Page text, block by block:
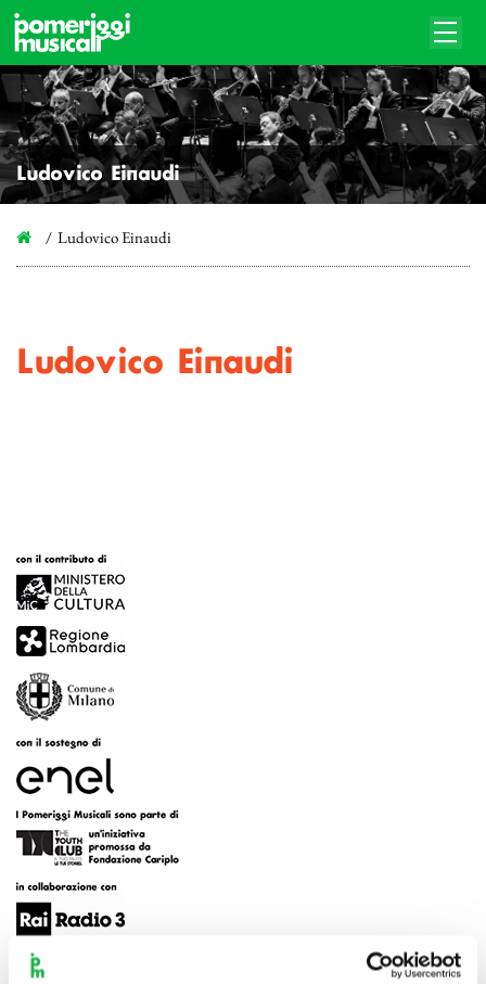
Ludovico Einaudi
Ludovico Einaudi
Ludovico Einaudi